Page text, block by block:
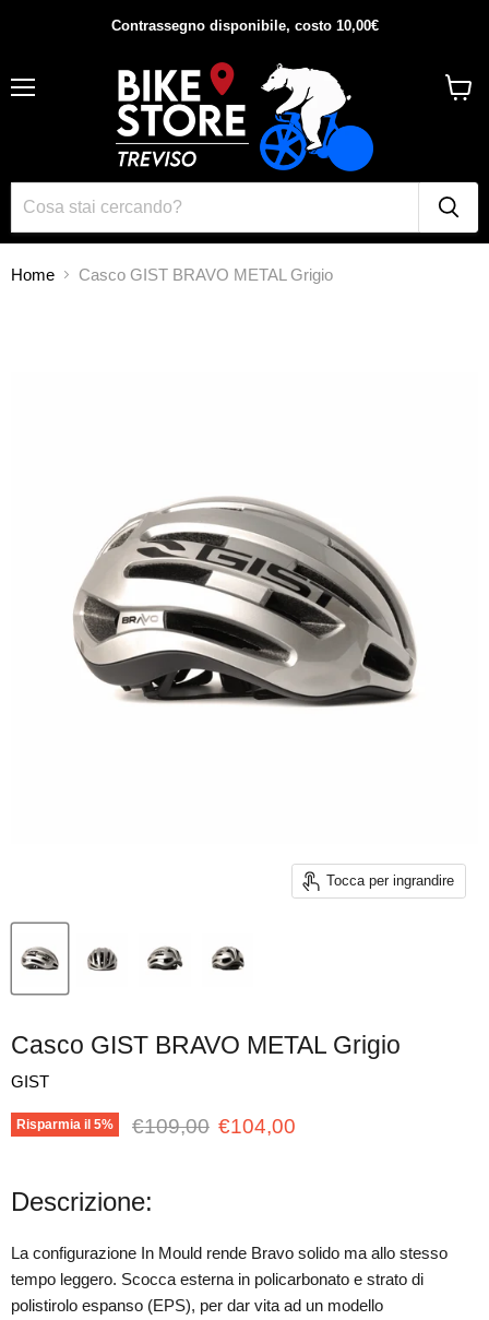
Contrassegno disponibile, costo 10,00€
Home Casco GIST BRAVO METAL Grigio
Tocca per ingrandire
Casco GIST BRAVO METAL Grigio
GIST
Risparmia il 5% Prezzo originale
€109,00 Prezzo attuale
€104,00
Descrizione:
La configurazione In Mould rende Bravo solido ma allo stesso
tempo leggero. Scocca esterna in policarbonato e strato di
polistirolo espanso (EPS), per dar vita ad un modello